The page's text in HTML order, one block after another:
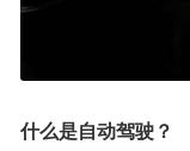
什么是自动驾驶？